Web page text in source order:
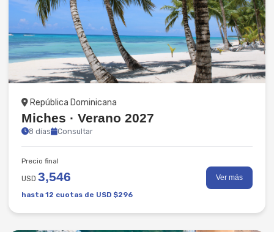
República Dominicana
Miches · Verano 2027
8 días Consultar
Precio final
USD 3,546
hasta 12 cuotas de USD $296
Ver más